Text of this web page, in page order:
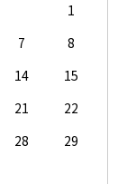
1
7
8
14
15
21
22
28
29